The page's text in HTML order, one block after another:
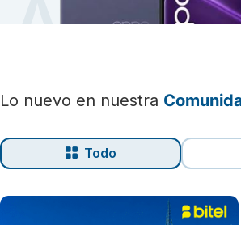
Lo nuevo en nuestra
Todo